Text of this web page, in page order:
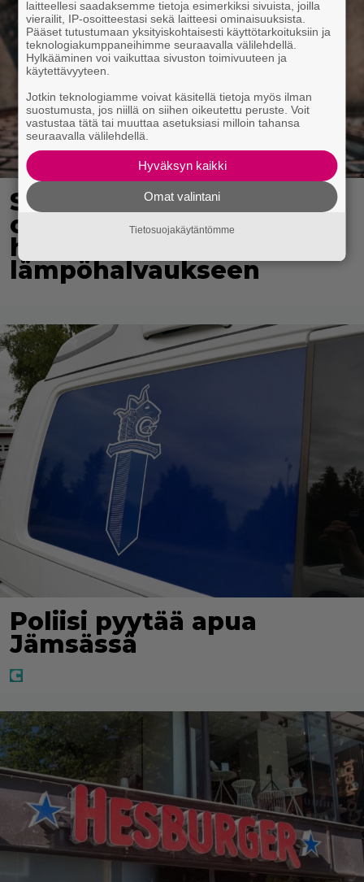
Suomeen matkalla
olleiden rescue-koirien
hirveä loppu – 10 kuoli
lämpöhalvaukseen
Poliisi pyytää apua
Jämsässä
laitteellesi saadaksemme tietoja esimerkiksi sivuista, joilla
vierailit, IP-osoitteestasi sekä laitteesi ominaisuuksista.
Pääset tutustumaan yksityiskohtaisesti käyttötarkoituksiin ja
teknologiakumppaneihimme seuraavalla välilehdellä.
Hylkääminen voi vaikuttaa sivuston toimivuuteen ja
käytettävyyteen.
Jotkin teknologiamme voivat käsitellä tietoja myös ilman
suostumusta, jos niillä on siihen oikeutettu peruste. Voit
vastustaa tätä tai muuttaa asetuksiasi milloin tahansa
seuraavalla välilehdellä.
Hyväksyn kaikki
Omat valintani
Tietosuojakäytäntömme